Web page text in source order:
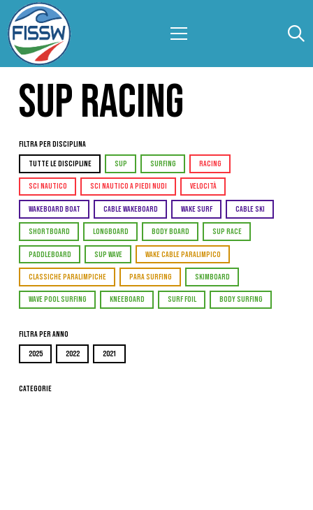
SUP RACING
Filtra per Disciplina
TUTTE LE DISCIPLINE SUP SURFING RACING
SCI NAUTICO SCI NAUTICO A PIEDI NUDI VELOCITÀ
WAKEBOARD BOAT CABLE WAKEBOARD WAKE SURF CABLE SKI
SHORTBOARD LONGBOARD BODY BOARD SUP RACE
PADDLEBOARD SUP WAVE WAKE CABLE PARALIMPICO
CLASSICHE PARALIMPICHE PARA SURFING SKIMBOARD
WAVE POOL SURFING KNEEBOARD SURF FOIL BODY SURFING
Filtra per Anno
2025 2022 2021
Categorie